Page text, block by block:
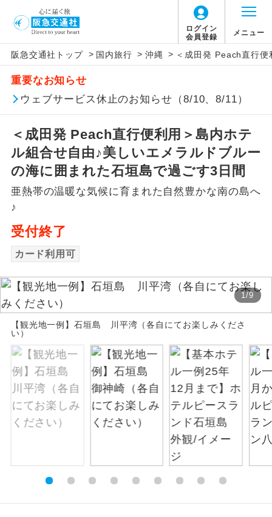
ログイン
会員登録
メニュー
阪急交通社トップ > 国内旅行 > 沖縄 > ＜成田発 Peach直行
重要なお知らせ
ウェブサービス休止のお知らせ（8/10、8/11）
＜成田発 Peach直行便利用＞島内ホテ
ル組合せ自由♪美しいエメラルドブルー
の海に囲まれた石垣島で過ごす3日間
亜熱帯の温暖な気候に育まれた自然豊かな南の島へ
♪
受付終了
カード利用可
1/9
【観光地一例】石垣島 川平湾（各自にてお楽しみくださ
い）
アイコン 説明
添乗員同行
往路出発空港（駅）から復路到着空港
（駅）まで同行します。
現地添乗員同
行
現地到着空港（駅）から最終日出発空港
（駅）まで添乗員が同行します。
バスガイド乗
務
バスガイドが乗務し、車内での観光案内
があります。
世界遺産
絶景 絶景スポットに立ち寄るコースです。
温泉 温泉地にも宿泊するコースです。
露天風呂
ご宿泊ホテルに露天風呂が付いていま
す。
大浴場 ご宿泊ホテルに大浴場が付いています。
事の心配はいりません。（機内食を除
お部屋食
お部屋にてゆっくりとお召し上がりいた